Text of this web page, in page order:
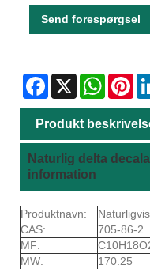
Send forespørgsel
Facebook
X WhatsApp
Produkt
Naturlig delta
information
Produktnavn:
CAS:
705-86-2
MF:
MW:
170.25